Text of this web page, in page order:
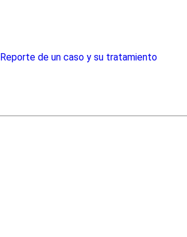
de un caso y su tratamiento